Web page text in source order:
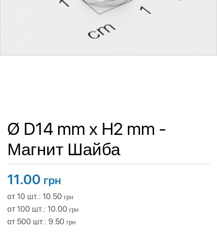
Ø D14 mm х H2 mm -
Магнит Шайба
11.00 грн
от 10 шт.: 10.50 грн
от 100 шт.: 10.00 грн
от 500 шт.: 9.50 грн